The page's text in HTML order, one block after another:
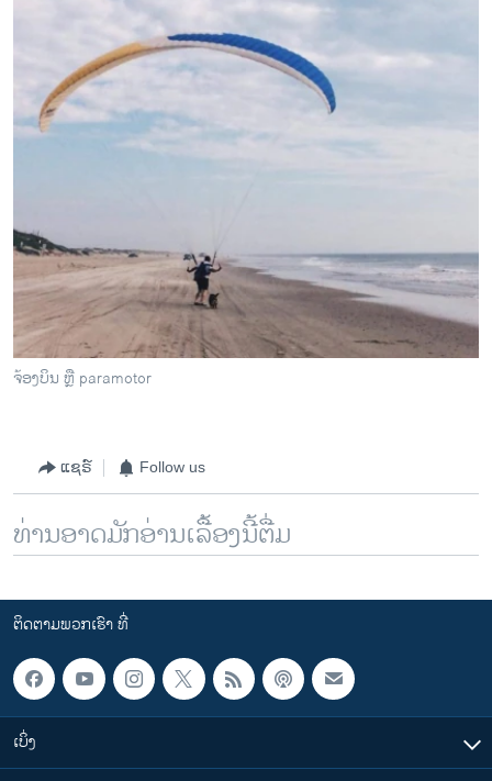
ຈ້ອງບິນ ຫຼື paramotor
ແຊຣ໌ Follow us
ທ່ານອາດມັກອ່ານເລື້ອງນີ້ຕື່ມ
ຕິດຕາມພວກເຮົາ ທີ່
ເບິ່ງ